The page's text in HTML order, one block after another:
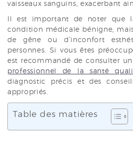
vaisseaux sanguins, exacerbant
Il est important de noter que
condition médicale bénigne,
de gêne ou d’inconfort
personnes. Si vous êtes
est recommandé de consulter
professionnel de la santé
diagnostic précis et des
appropriés.
Table des matières